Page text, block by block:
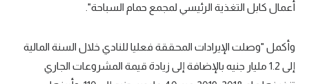
تحليل في الجول
حكايات في الجول
أعمال كابل التغذية الرئيسي لمجمع حمام السباحة".
وأكمل "وصلت الإيرادات المحققة فعليا للنادي خلال السنة المالية
إلى 1.2 مليار جنيه بالإضافة إلى زيادة قيمة المشروعات الجاري